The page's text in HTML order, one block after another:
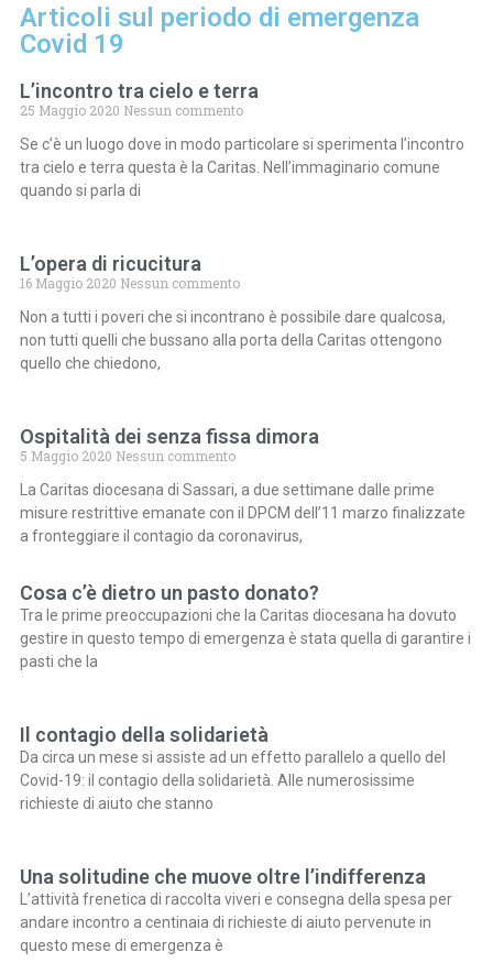
Articoli sul periodo di emergenza
Covid 19
L’incontro tra cielo e terra
25 Maggio 2020 Nessun commento
Se c’è un luogo dove in modo particolare si sperimenta l’incontro
tra cielo e terra questa è la Caritas. Nell’immaginario comune
quando si parla di
L’opera di ricucitura
16 Maggio 2020 Nessun commento
Non a tutti i poveri che si incontrano è possibile dare qualcosa,
non tutti quelli che bussano alla porta della Caritas ottengono
quello che chiedono,
Ospitalità dei senza fissa dimora
5 Maggio 2020 Nessun commento
La Caritas diocesana di Sassari, a due settimane dalle prime
misure restrittive emanate con il DPCM dell’11 marzo finalizzate
a fronteggiare il contagio da coronavirus,
Cosa c’è dietro un pasto donato?
Tra le prime preoccupazioni che la Caritas diocesana ha dovuto
gestire in questo tempo di emergenza è stata quella di garantire i
pasti che la
Il contagio della solidarietà
Da circa un mese si assiste ad un effetto parallelo a quello del
Covid-19: il contagio della solidarietà. Alle numerosissime
richieste di aiuto che stanno
Una solitudine che muove oltre l’indifferenza
L’attività frenetica di raccolta viveri e consegna della spesa per
andare incontro a centinaia di richieste di aiuto pervenute in
questo mese di emergenza è